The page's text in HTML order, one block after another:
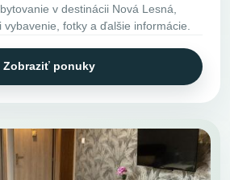
v destinácii Nová Lesná,
vybavenie, fotky a ďalšie informácie.
Zobraziť ponuky